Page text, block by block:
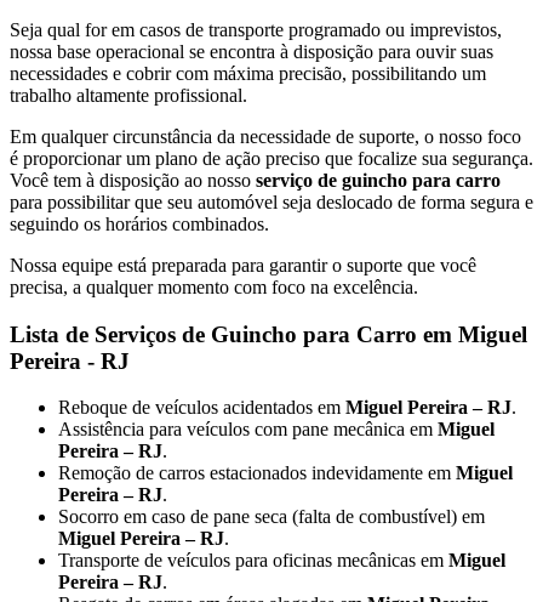
Seja qual for em casos de transporte programado ou imprevistos,
nossa base operacional se encontra à disposição para ouvir suas
necessidades e cobrir com máxima precisão, possibilitando um
trabalho altamente profissional.
Em qualquer circunstância da necessidade de suporte, o nosso foco
é proporcionar um plano de ação preciso que focalize sua segurança.
Você tem à disposição ao nosso serviço de guincho para carro
para possibilitar que seu automóvel seja deslocado de forma segura e
seguindo os horários combinados.
Nossa equipe está preparada para garantir o suporte que você
precisa, a qualquer momento com foco na excelência.
Lista de Serviços de Guincho para Carro em Miguel
Pereira - RJ
Reboque de veículos acidentados em Miguel Pereira – RJ.
Assistência para veículos com pane mecânica em Miguel
Pereira – RJ.
Remoção de carros estacionados indevidamente em Miguel
Pereira – RJ.
Socorro em caso de pane seca (falta de combustível) em
Miguel Pereira – RJ.
Transporte de veículos para oficinas mecânicas em Miguel
Pereira – RJ.